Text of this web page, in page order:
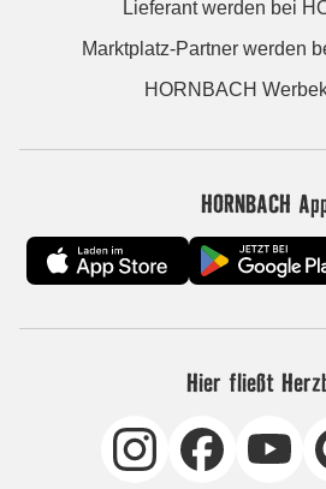
Lieferant werden bei
Marktplatz-Partner werden
HORNBACH
HORNBACH
Hier fließt